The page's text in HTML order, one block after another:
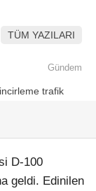
TÜM YAZILARI
Gündem
D-100
geldi. Edinilen